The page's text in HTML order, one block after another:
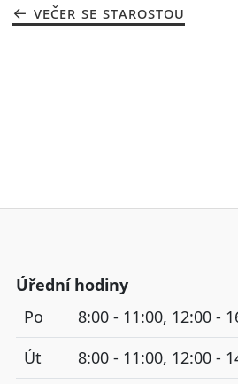
VEČER SE STAROSTOU
Úřední hodiny
Po
8:00 - 11:00, 12:00 -
Út
8:00 - 11:00, 12:00 -